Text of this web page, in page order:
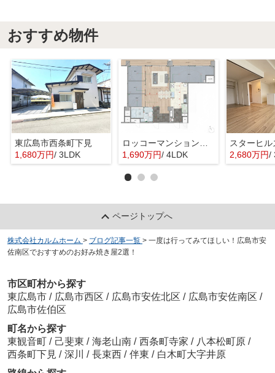
おすすめ物件
東広島市西条町下見
1,680万円/ 3LDK
1,690万円/ 4LDK
スターヒ
2,680万円/
ページトップへ
株式会社カルムホーム > ブログ記事一覧 > 一度は行ってみてほしい！広島市安
佐南区でおすすめのお好み焼き屋2選！
市区町村から探す
東広島市 / 広島市西区 / 広島市安佐北区 / 広島市安佐南区 /
広島市佐伯区
町名から探す
東観音町 / 己斐東 / 海老山南 / 西条町寺家 / 八本松町原 /
西条町下見 / 深川 / 長束西 / 伴東 / 白木町大字井原